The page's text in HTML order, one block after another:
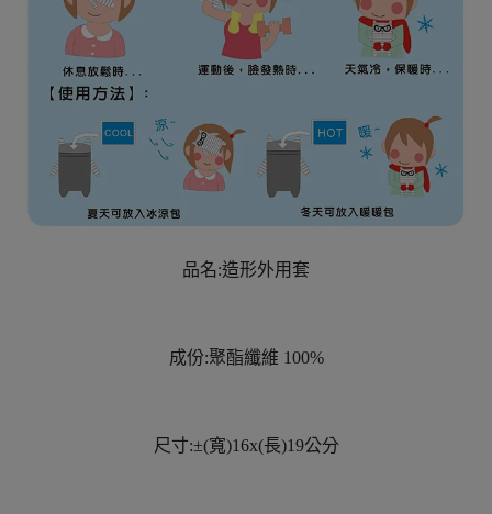
品名:造形外用套
成份:聚酯纖維 100%
尺寸:±(寬)16x(長)19公分